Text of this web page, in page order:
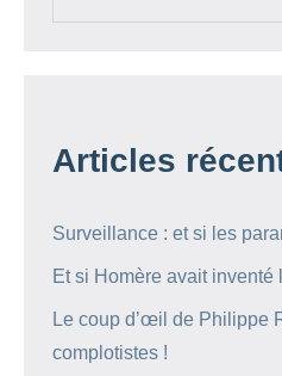
Articles
Surveillance : et si les
Et si Homère avait inventé
Le coup d’œil de Philippe
complotistes !